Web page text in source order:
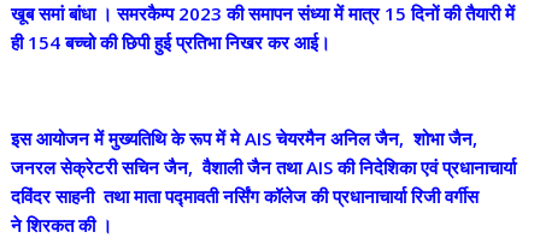
खूब समां बांधा । समरकैम्प 2023 की समापन संध्या में मात्र 15 दिनों की तैयारी में
ही 154 बच्चो की छिपी हुई प्रतिभा निखर कर आई।
इस आयोजन में मुख्यतिथि के रूप में मे AIS चेयरमैन अनिल जैन, शोभा जैन,
जनरल सेक्रेटरी सचिन जैन, वैशाली जैन तथा AIS की निदेशिका एवं प्रधानाचार्या
दविंदर साहनी तथा माता पद्मावती नर्सिंग कॉलेज की प्रधानाचार्या रिजी वर्गीस
ने शिरकत की ।